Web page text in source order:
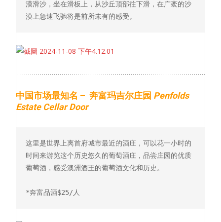
漠滑沙，坐在滑板上，从沙丘顶部往下滑，在广袤的沙
漠上急速飞驰将是前所未有的感受。
中国市场最知名 – 奔富玛吉尔庄园 Penfolds
Estate Cellar Door
这里是世界上离首府城市最近的酒庄，可以花一小时的
时间来游览这个历史悠久的葡萄酒庄，品尝庄园的优质
葡萄酒，感受澳洲酒王的葡萄酒文化和历史。
*奔富品酒$25/ 人